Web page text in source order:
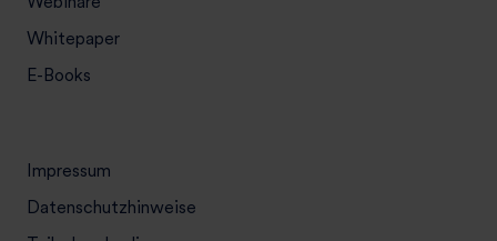
Whitepaper
E-Books
Impressum
Datenschutzhinweise